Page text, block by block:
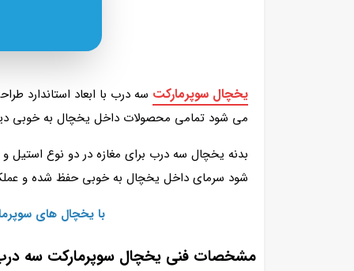
یخچال سوپرمارکت
می‌ شود تمامی محصولات داخل یخچال به‌ خوبی
بدنه یخچال سه درب برای مغازه در دو نوع استیل
شود سرمای داخل یخچال به‌ خوبی حفظ شده و
با یخچال‌ های
مشخصات فنی یخچال سوپرمارکت سه درب